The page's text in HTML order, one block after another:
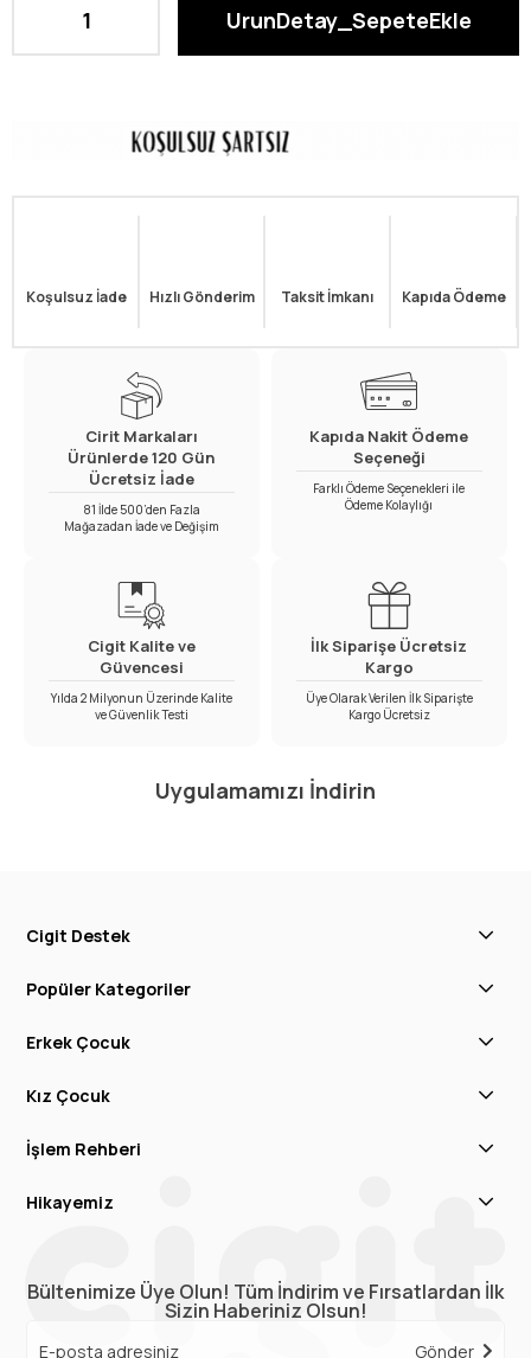
Koşulsuz İade Hızlı Gönderim Taksit İmkanı Kapıda Ödeme
Cirit Markaları
Ürünlerde 120 Gün
Ücretsiz İade
81 İlde 500’den Fazla
Mağazadan İade ve Değişim
Kapıda Nakit Ödeme
Seçeneği
Farklı Ödeme Seçenekleri ile
Ödeme Kolaylığı
Cigit Kalite ve
Güvencesi
Yılda 2 Milyonun Üzerinde Kalite
ve Güvenlik Testi
İlk Siparişe Ücretsiz
Kargo
Üye Olarak Verilen İlk Siparişte
Kargo Ücretsiz
Uygulamamızı İndirin
Cigit Destek
Popüler Kategoriler
Erkek Çocuk
Kız Çocuk
İşlem Rehberi
Hikayemiz
Bültenimize Üye Olun! Tüm İndirim ve Fırsatlardan İlk
Sizin Haberiniz Olsun!
Gönder